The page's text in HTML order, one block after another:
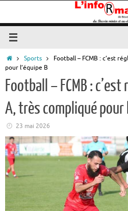
contenu
Accueil
Sports
Football – FCMB : c’est
pour l’équipe B
Football – FCMB :
A, très compliqué pour
23 mai 2026